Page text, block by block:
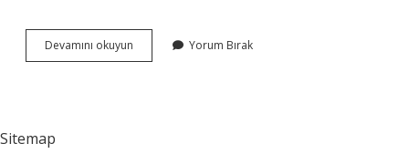
Devamını okuyun
Sokumu
Yorum Bırak
Sitemap